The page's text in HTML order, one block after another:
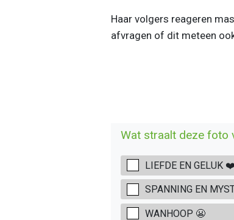
Haar volgers reageren
afvragen of dit meteen
Wat straalt deze foto
LIEFDE EN GELUK ❤️
SPANNING EN
WANHOOP 😬